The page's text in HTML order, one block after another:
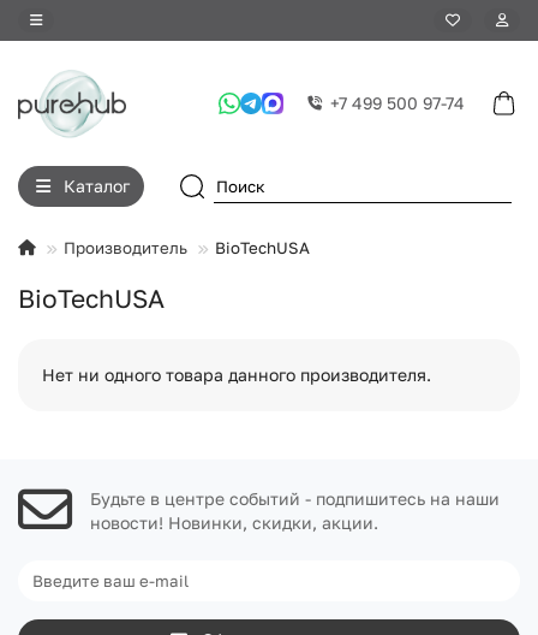
+7 499 500 97-74
Каталог
Производитель BioTechUSA
BioTechUSA
Нет ни одного товара данного производителя.
Будьте в центре событий - подпишитесь на наши
новости! Новинки, скидки, акции.